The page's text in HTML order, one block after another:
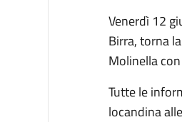
Venerdì 12
Birra, torna
Molinella
Tutte le
locandina